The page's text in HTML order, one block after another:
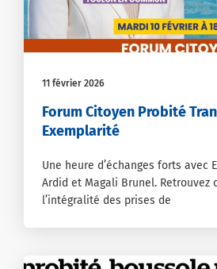
11 février 2026
Forum Citoyen Probité
Exemplarité
Une heure d’échanges forts avec
Ardid et Magali Brunel. Retrouvez
l’intégralité des prises de